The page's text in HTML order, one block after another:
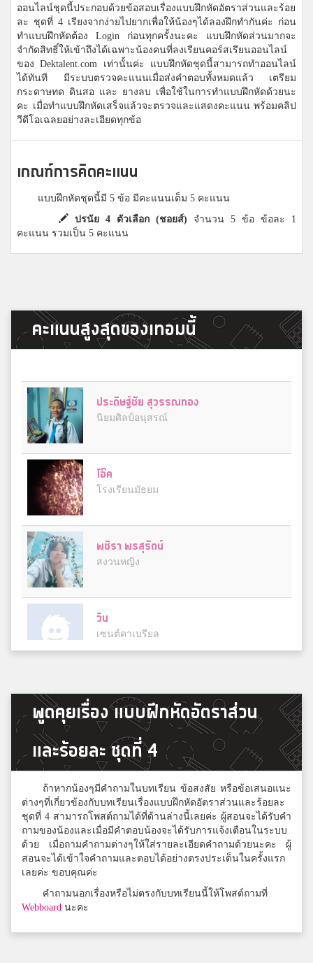
ออนไลน์ชุดนี้ประกอบด้วยข้อสอบเรื่องแบบฝึกหัดอัตราส่วนและร้อย
ละ ชุดที่ 4 เรียงจากง่ายไปยากเพื่อให้น้องๆได้ลองฝึกทำกันค่ะ ก่อน
ทำแบบฝึกหัดต้อง Login ก่อนทุกครั้งนะคะ แบบฝึกหัดส่วนมากจะ
จำกัดสิทธิ์ให้เข้าถึงได้เฉพาะน้องคนที่ลงเรียนคอร์สเรียนออนไลน์
ของ Dektalent.com เท่านั้นค่ะ แบบฝึกหัดชุดนี้สามารถทำออนไลน์
ได้ทันที มีระบบตรวจคะแนนเมื่อส่งคำตอบทั้งหมดแล้ว เตรียม
กระดาษทด ดินสอ และ ยางลบ เพื่อใช้ในการทำแบบฝึกหัดด้วยนะ
คะ เมื่อทำแบบฝึกหัดเสร็จแล้วจะตรวจและแสดงคะแนน พร้อมคลิป
วีดีโอเฉลยอย่างละเอียดทุกข้อ
เกณฑ์การคิดคะแนน
แบบฝึกหัดชุดนี้มี 5 ข้อ มีคะแนนเต็ม 5 คะแนน
ปรนัย 4 ตัวเลือก (ชอยส์) จำนวน 5 ข้อ ข้อละ 1
คะแนน รวมเป็น 5 คะแนน
คะแนนสูงสุดของเทอมนี้
ประดิษฐ์ชัย สุวรรณทอง
นิยมศิลป์อนุสรณ์
โอ๊ค
โรงเรียนมัธยม
พชิรา พรสุรัตน์
สงวนหญิง
วิน
เซนต์คาเบรียล
เซฟ
สาธิตแห่งมหาวิทยาลัยธรรมศาสตร์
kookv
Nattasuda
ฤทธิยะวรรณาลัย-
พูดคุยเรื่อง แบบฝึกหัดอัตราส่วน
และร้อยละ ชุดที่ 4
ถ้าหากน้องๆมีคำถามในบทเรียน ข้อสงสัย หรือข้อเสนอแนะ
ต่างๆที่เกี่ยวข้องกับบทเรียนเรื่องแบบฝึกหัดอัตราส่วนและร้อยละ
ชุดที่ 4 สามารถโพสต์ถามได้ที่ด้านล่างนี้เลยค่ะ ผู้สอนจะได้รับคำ
ถามของน้องและเมื่อมีคำตอบน้องจะได้รับการแจ้งเตือนในระบบ
ด้วย เมื่อถามคำถามต่างๆให้ใส่รายละเอียดคำถามด้วยนะคะ ผู้
สอนจะได้เข้าใจคำถามและตอบได้อย่างตรงประเด็นในครั้งแรก
เลยค่ะ ขอบคุณค่ะ
คำถามนอกเรื่องหรือไม่ตรงกับบทเรียนนี้ให้โพสต์ถามที่
Webboard นะคะ